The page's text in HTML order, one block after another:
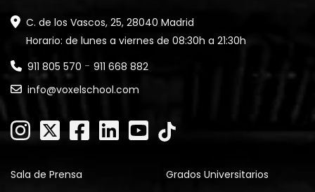
C. de los Vascos, 25, 28040 Madrid
Horario: de lunes a viernes de 08:30h a 21:30h
911 805 570 - 911 668 882
info@voxelschool.com
Sala de Prensa
Grados Universitarios